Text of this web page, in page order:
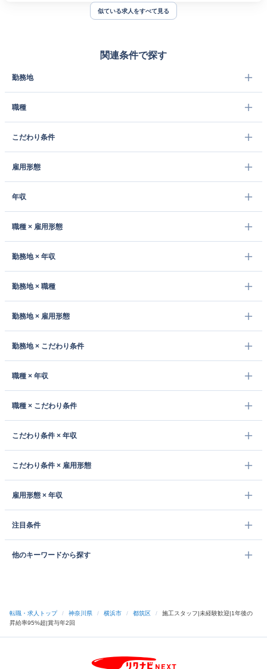
似ている求人をすべて見る
関連条件で探す
勤務地
職種
こだわり条件
雇用形態
年収
職種 × 雇用形態
勤務地 × 年収
勤務地 × 職種
勤務地 × 雇用形態
勤務地 × こだわり条件
職種 × 年収
職種 × こだわり条件
こだわり条件 × 年収
こだわり条件 × 雇用形態
雇用形態 × 年収
注目条件
他のキーワードから探す
転職・求人トップ / 神奈川県 / 横浜市 / 都筑区 /
施工スタッフ|未経験歓迎|1年後の
昇給率95%超|賞与年2回